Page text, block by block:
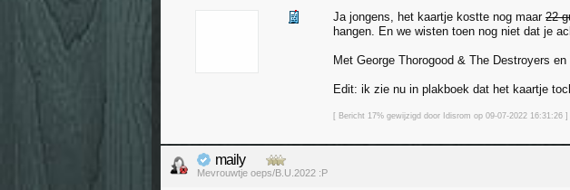
Ja jongens, het kaartje kostte nog maar 22
hangen. En we wisten toen nog niet dat je
Met George Thorogood & The Destroyers
Edit: ik zie nu in plakboek dat het kaartje
[ Bericht 17% gewijzigd door Idisrom op 09-07-2022 16:31:26 ]
maily
Mevrouwtje oeps/B.U.2022 :P